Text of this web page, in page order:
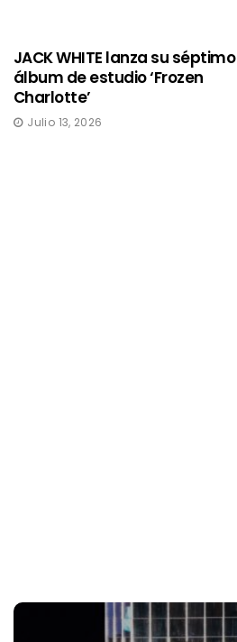
JACK WHITE lanza su séptimo
álbum de estudio ‘Frozen
Charlotte’
Julio 13, 2026